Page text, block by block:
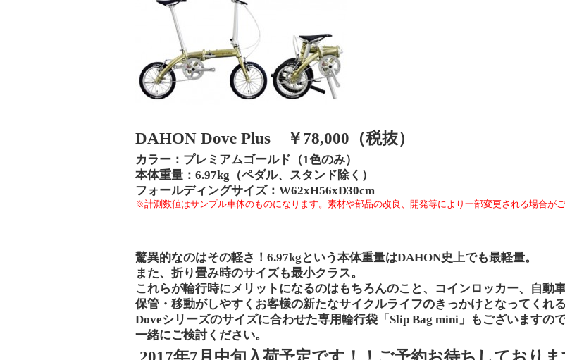
DAHON Dove Plus ￥ 78,000 （税抜）
カラー：プレミアムゴールド（1色のみ）
本体重量： 6.97kg （ペダル、スタンド除く）
フォールディングサイズ： W62xH56xD30cm
※計測数値はサンプル車体のものになります。素材や部品の改良、開発等により一部変更される場合がご
驚異的なのはその軽さ！ 6.97kg という本体重量はDAHON史上でも最軽量。
また、折り畳み時のサイズも最小クラス。
これらが輪行時にメリットになるのはもちろんのこと、コインロッカー、自動
保管・移動がしやすくお客様の新たなサイクルライフのきっかけとなってくれる
Doveシリーズのサイズに合わせた専用輪行袋「 Slip Bag mini 」もございますの
一緒にご検討ください。